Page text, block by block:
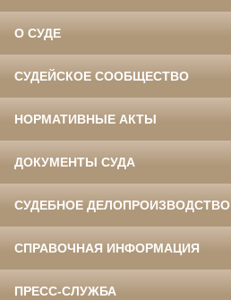
О СУДЕ
СУДЕЙСКОЕ СООБЩЕСТВО
НОРМАТИВНЫЕ АКТЫ
ДОКУМЕНТЫ СУДА
СУДЕБНОЕ ДЕЛОПРОИЗВОДСТВО
СПРАВОЧНАЯ ИНФОРМАЦИЯ
ПРЕСС-СЛУЖБА